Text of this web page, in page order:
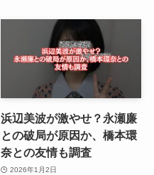
浜辺美波が激やせ？永瀬廉
との破局が原因か、橋本環
奈との友情も調査
2026年1月2日